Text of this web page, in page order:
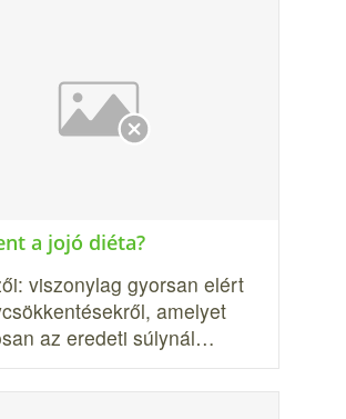
a jojó diéta?
viszonylag gyorsan el­ért
amelyet
az eredeti súlynál…